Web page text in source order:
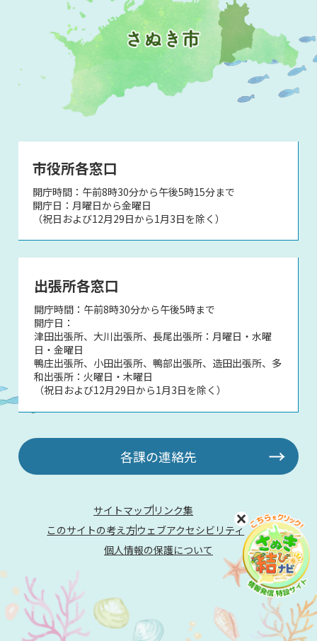
市役所各窓口
開庁時間：午前8時30分から午後5時15分まで
開庁日：月曜日から金曜日
（祝日および12月29日から1月3日を除く）
出張所各窓口
開庁時間：午前8時30分から午後5時まで
開庁日：
津田出張所、大川出張所、長尾出張所：月曜日・水曜
日・金曜日
鴨庄出張所、小田出張所、鴨部出張所、造田出張所、多
和出張所：火曜日・木曜日
（祝日および12月29日から1月3日を除く）
各課の連絡先
サイトマップ リンク集
このサイトの考え方ウェブアクセシビリティ
個人情報の保護について